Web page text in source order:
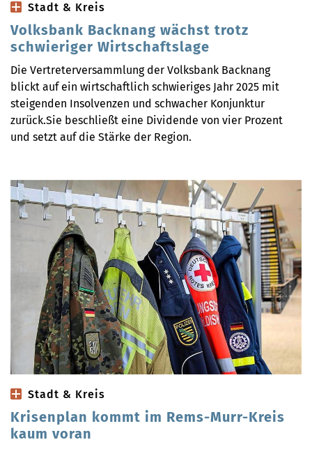
Stadt & Kreis
Volksbank Backnang wächst trotz
schwieriger Wirtschaftslage
Die Vertreterversammlung der Volksbank Backnang
blickt auf ein wirtschaftlich schwieriges Jahr 2025 mit
steigenden Insolvenzen und schwacher Konjunktur
zurück.Sie beschließt eine Dividende von vier Prozent
und setzt auf die Stärke der Region.
Stadt & Kreis
Krisenplan kommt im Rems-Murr-Kreis
kaum voran